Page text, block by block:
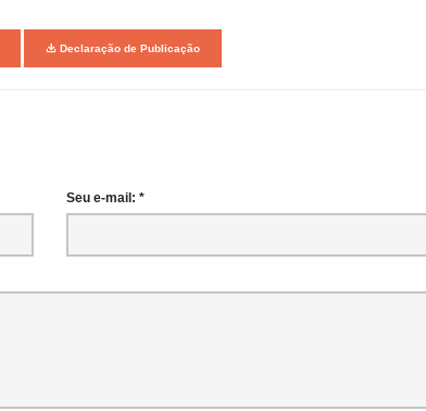
Declaração de Publicação
Seu e-mail: *